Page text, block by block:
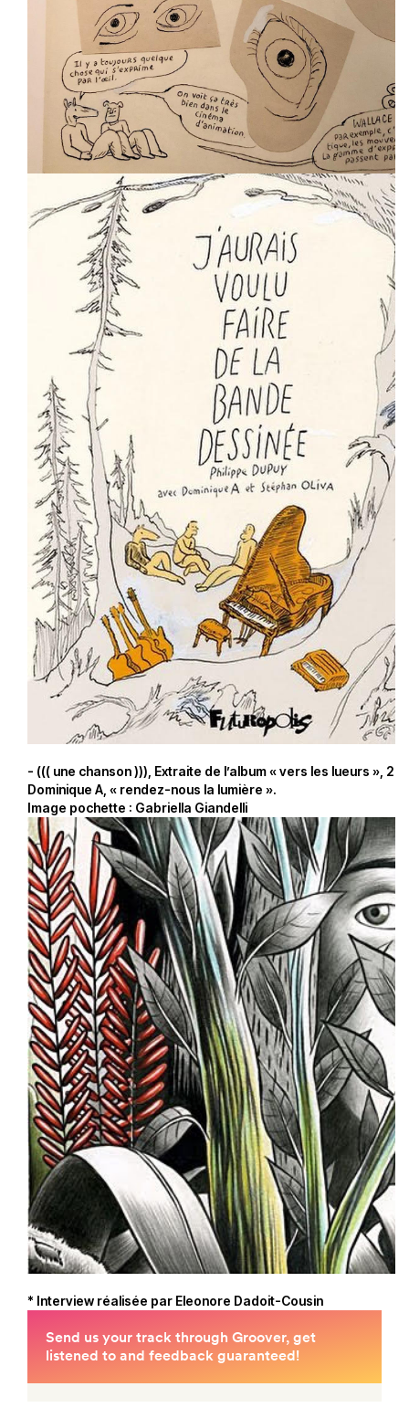
- ((( une chanson ))), Extraite de l’album « vers les lueurs »,
Dominique A, « rendez-nous la lumière ».
Image pochette : Gabriella Giandelli
* Interview réalisée par Eleonore Dadoit-Cousin